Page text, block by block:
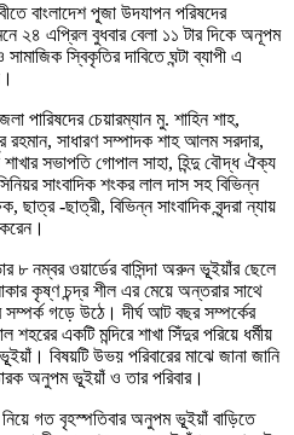
বাংলাদেশ পূ্জা উদযাপন পরিষদের
২৪ এপ্রিল বুধবার বেলা ১১ টার দিকে অনূপম
স্বিকৃতির দাবিতে ঘন্টা ব্যাপী এ
পারিষদের চেয়ারম্যান মু. শাহিন শাহ,
সাধারণ সম্পাদক শাহ আলম সরদার,
শাখার সভাপতি গোপাল সাহা, হিন্দু বৌদ্ধ ঐক্য
সাংবাদিক শংকর লাল দাস সহ বিভিন্ন
ছাত্র -ছাত্রী, বিভিন্ন সাংবাদিক বৃন্দরা ন্যায়
৮ নম্বর ওয়ার্ডের বাসিন্দা অরুন ভূূইয়াঁর ছেলে
কৃষ্ণ চন্দ্র শীল এর মেয়ে অন্তরার সাথে
সম্পর্ক গড়ে উঠে। দীর্ঘ আট বছর সম্পর্কের
একটি মন্দিরে শাখা সিঁদুর পরিয়ে ধর্মীয়
বিষয়টি উভয় পরিবারের মাঝে জানা জানি
অনুপম ভূূইয়াঁ ও তার পরিবার।
নিয়ে গত বৃহস্পতিবার অনুপম ভূূইয়াঁ বাড়িতে